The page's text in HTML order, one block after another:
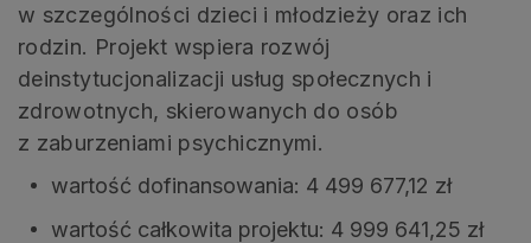
w szczególności dzieci i młodzieży oraz ich
rodzin. Projekt wspiera rozwój
deinstytucjonalizacji usług społecznych i
zdrowotnych, skierowanych do osób
z zaburzeniami psychicznymi.
wartość dofinansowania: 4 499 677,12 zł
wartość całkowita projektu: 4 999 641,25 zł